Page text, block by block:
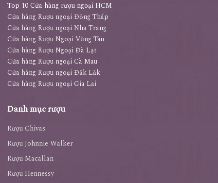
Top 10 Cửa hàng rượu ngoại HCM
Cửa hàng Rượu ngoại Đồng Tháp
Cửa hàng Rượu ngoại Nha Trang
Cửa hàng Rượu Ngoại Vũng Tàu
Cửa hàng Rượu Ngoại Đà Lạt
Cửa hàng Rượu ngoại Cà Mau
Cửa hàng Rượu ngoại Đăk Lăk
Cửa hàng Rượu ngoại Gia Lai
Danh mục rượu
Rượu Chivas
Rượu Johnnie Walker
Rượu Macallan
Rượu Hennessy